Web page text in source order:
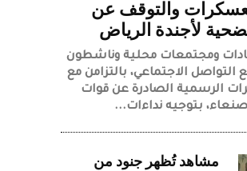
والتوقف عن
لأجندة الرياض
ومجتمعات محلية وناشطون
التواصل الاجتماعي، بالتزامن مع
الرسمية الصادرة عن قوات
صنعاء، بتوجيه نداءات...
مشاهد تُظهر جنود من